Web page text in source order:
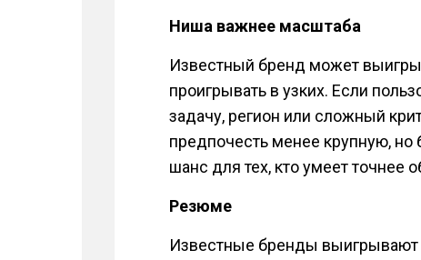
Ниша важнее масштаба
Известный бренд может
проигрывать в узких. Если
задачу, регион или сложный
предпочесть менее крупную,
шанс для тех, кто умеет точнее
Резюме
Известные бренды выигрывают